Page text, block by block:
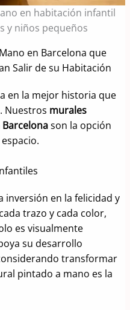
en habitación infantil
y niños pequeños
en Barcelona que
Salir de su Habitación
en la mejor historia que
Nuestros murales
son la opción
inversión en la felicidad y
trazo y cada color,
es visualmente
su desarrollo
transformar
pintado a mano es la